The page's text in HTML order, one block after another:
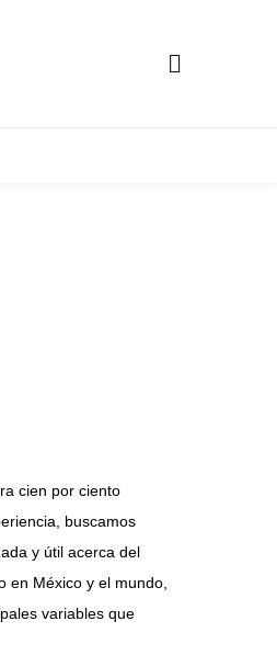
cien por ciento
buscamos
y útil acerca del
en México y el mundo,
variables que